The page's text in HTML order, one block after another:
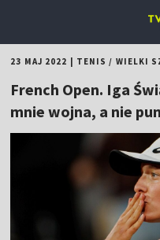
23 MAJ 2022 TENIS / WIELKI
French Open. Iga
mnie wojna, a nie